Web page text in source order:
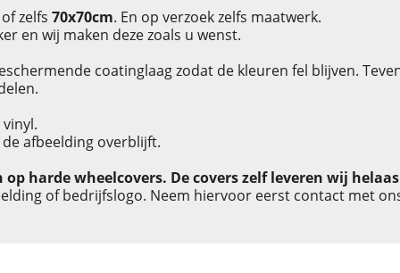
zelfs 70x70cm. En op verzoek zelfs maatwerk.
en wij maken deze zoals u wenst.
coatinglaag zodat de kleuren fel blijven.
afbeelding overblijft.
harde wheelcovers. De covers zelf leveren wij
of bedrijfslogo. Neem hiervoor eerst contact met